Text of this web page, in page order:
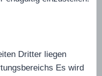
Dritter liegen
Es wird